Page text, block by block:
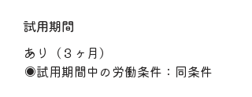
試用期間
あり（３ヶ月）
◉試用期間中の労働条件：同条件